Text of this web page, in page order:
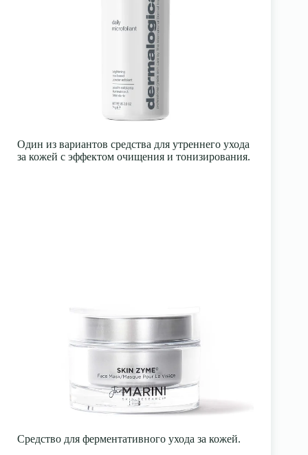
Один из вариантов средства для утреннего ухода
за кожей с эффектом очищения и тонизирования.
Средство для ферментативного ухода за кожей.